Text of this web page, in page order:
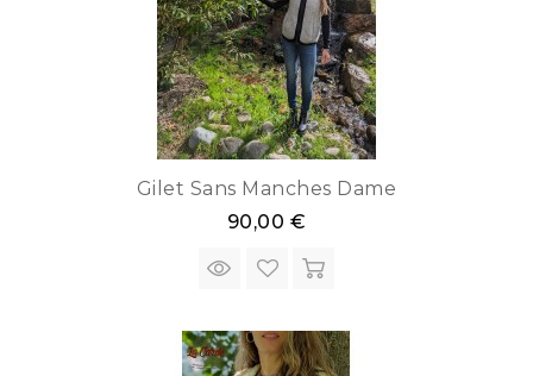
Gilet Sans Manches Dame
90,00 €